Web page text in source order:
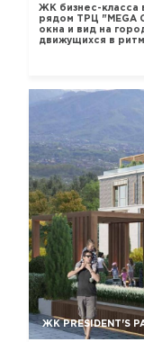
ЖК бизнес-класса
рядом ТРЦ "MEGA
окна и вид на
движущихся в
ЖК PRESIDENT'S